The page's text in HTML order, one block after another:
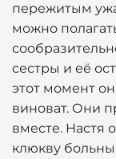
пережитым
можно
сестры и её
этот момент
виноват. Они
вместе. Настя
клюкву